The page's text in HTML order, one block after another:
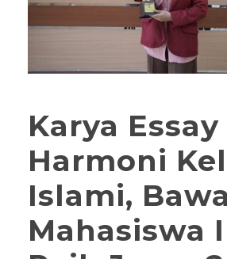
Karya Essay
Harmoni
Islami, Bawa
Mahasiswa